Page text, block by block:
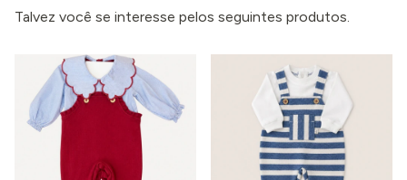
Talvez você se interesse pelos seguintes produtos.